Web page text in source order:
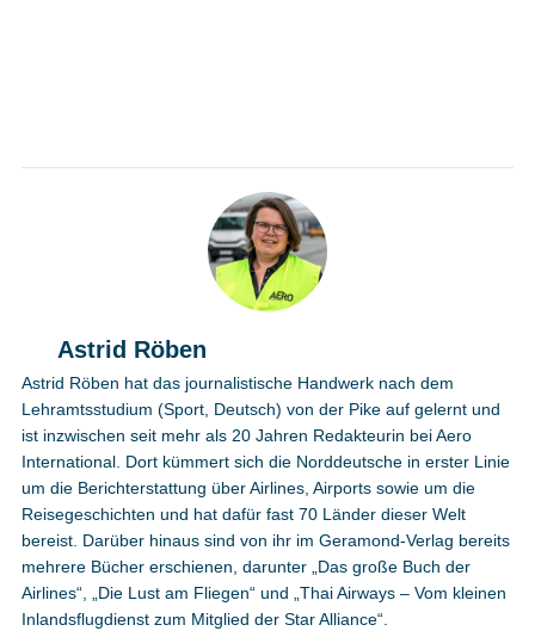
Astrid Röben
Astrid Röben hat das journalistische Handwerk nach dem
Lehramtsstudium (Sport, Deutsch) von der Pike auf gelernt und
ist inzwischen seit mehr als 20 Jahren Redakteurin bei Aero
International. Dort kümmert sich die Norddeutsche in erster Linie
um die Berichterstattung über Airlines, Airports sowie um die
Reisegeschichten und hat dafür fast 70 Länder dieser Welt
bereist. Darüber hinaus sind von ihr im Geramond-Verlag bereits
mehrere Bücher erschienen, darunter „Das große Buch der
Airlines“, „Die Lust am Fliegen“ und „Thai Airways – Vom kleinen
Inlandsflugdienst zum Mitglied der Star Alliance“.